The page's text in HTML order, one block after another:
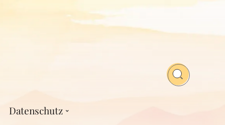
Datenschutz